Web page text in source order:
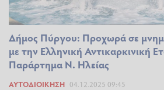
Δήμος Πύργου: Προχωρά σε
με την Ελληνική Αντικαρκινική
Παράρτημα Ν. Ηλείας
ΑΥΤΟΔΙΟΊΚΗΣΗ 04.12.2025 09:45